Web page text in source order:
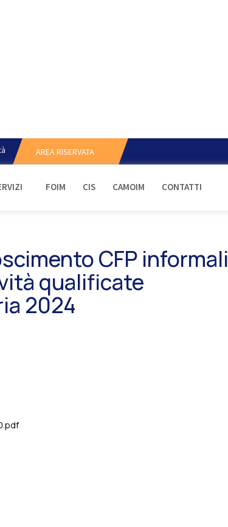
AREA RISERVATA
FOIM CIS CAMOIM CONTATTI
CFP informali
qualificate
2024